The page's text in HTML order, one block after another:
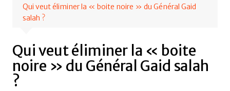
Qui veut éliminer la « boite noire » du Général Gaid
salah ?
Qui veut éliminer la « boite
noire » du Général Gaid salah
?